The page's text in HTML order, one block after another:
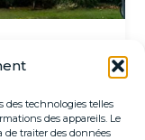
des technologies telles
des appareils. Le
de traiter des données